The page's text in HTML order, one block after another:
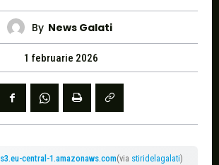
By News Galati
1 februarie 2026
s3.eu-central-1.amazonaws.com(via stiridelagalati)